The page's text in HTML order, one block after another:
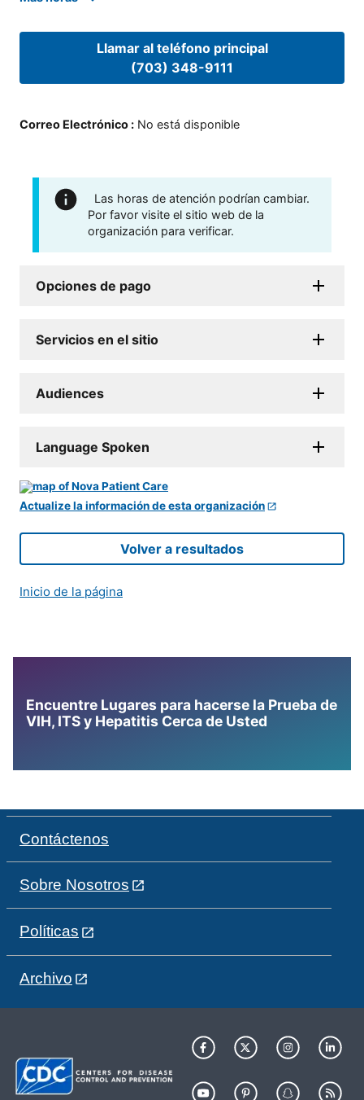
Llamar al teléfono principal
(703) 348-9111
Correo Electrónico : No está disponible
Las horas de atención podrían cambiar.
Por favor visite el sitio web de la
organización para verificar.
Opciones de pago
Servicios en el sitio
Audiences
Language Spoken
Actualize la información de esta organización
Volver a resultados
Inicio de la página
Encuentre Lugares para hacerse la Prueba de
VIH, ITS y Hepatitis Cerca de Usted
Contáctenos
Sobre Nosotros
Políticas
Archivo